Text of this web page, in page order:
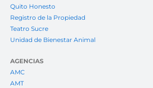
Quito Honesto
Registro de la Propiedad
Teatro Sucre
Unidad de Bienestar Animal
AGENCIAS
AMC
AMT